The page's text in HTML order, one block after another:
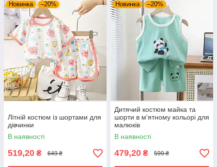
Новинка –20%
Літній костюм із шортами для
дівчинки
В наявності
519,20 ₴ 649 ₴
Новинка –20%
Дитячий костюм майка та
шорти в м'ятному кольорі для
малюків
В наявності
479,20 ₴ 599 ₴